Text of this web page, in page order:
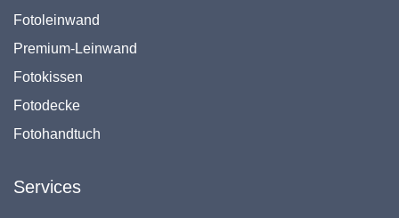
Fotoleinwand
Premium-Leinwand
Fotokissen
Fotodecke
Fotohandtuch
Services